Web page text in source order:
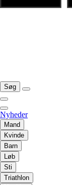
Søg
Nyheder
Mand
Kvinde
Barn
Løb
Sti
Triathlon